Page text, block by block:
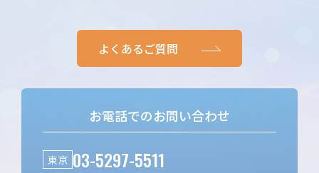
よくあるご質問
お電話でのお問い合わせ
東京 03-5297-5511